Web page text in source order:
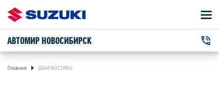
АВТОМИР НОВОСИБИРСК
г. Новосибирск, Петухова улица, 87
АВТОМОБИЛИ
ВЛАДЕЛЬЦАМ
Главная ДИАГНОСТИКА